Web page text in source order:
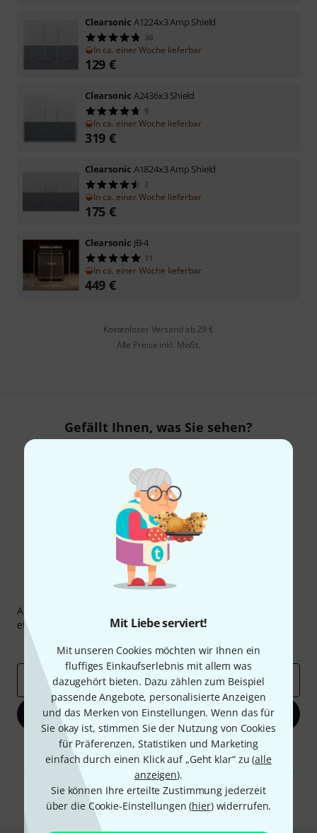
Mit Liebe serviert!
Mit unseren Cookies möchten wir Ihnen ein
fluffiges Einkaufserlebnis mit allem was
dazugehört bieten. Dazu zählen zum Beispiel
passende Angebote, personalisierte Anzeigen
und das Merken von Einstellungen. Wenn das für
Sie okay ist, stimmen Sie der Nutzung von Cookies
für Präferenzen, Statistiken und Marketing
einfach durch einen Klick auf „Geht klar“ zu (alle
anzeigen).
Sie können Ihre erteilte Zustimmung jederzeit
über die Cookie-Einstellungen (hier) widerrufen.
Clearsonic A1224x3 Amp Shield
30
In ca. einer Woche lieferbar
129 €
Clearsonic A2436x3 Shield
9
In ca. einer Woche lieferbar
319 €
Clearsonic A1824x3 Amp Shield
2
In ca. einer Woche lieferbar
175 €
Clearsonic JB-4
11
In ca. einer Woche lieferbar
449 €
Kostenloser Versand ab 29 €
Alle Preise inkl. MwSt.
Gefällt Ihnen, was Sie sehen?
Thomann Newsletter
Abonniere den Thomann Newsletter und gewinne mit
etwas Glück einen von50 Gutscheinenüber jeweils
Inspirierende Beiträge
Deals Thomann Insights
E-Mail-Adresse*
Jetzt anmelden
Mit Klick auf „Jetzt anmelden“ stimmen Sie dem Erhalt von E-Mail-
Werbung und einer Messung des E-Mail-Nutzungsverhaltens zu. Die
Abmeldung ist jederzeit möglich. Weitere Informationen finden Sie in
Datenschutzhinweisen
* Pflichtfeld